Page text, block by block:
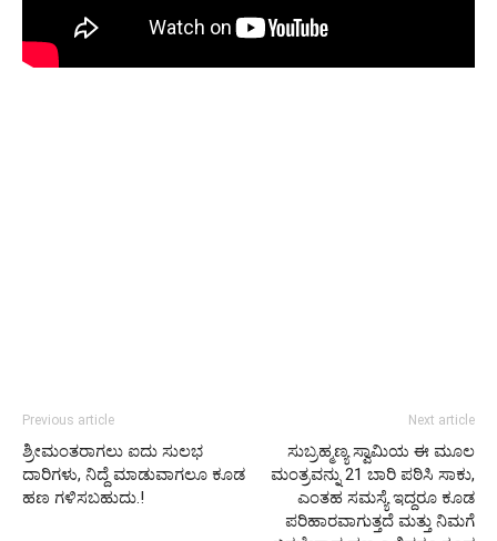
Previous article
ಶ್ರೀಮಂತರಾಗಲು ಐದು ಸುಲಭ
ದಾರಿಗಳು, ನಿದ್ದೆ ಮಾಡುವಾಗಲೂ ಕೂಡ
ಹಣ ಗಳಿಸಬಹುದು.!
Next article
ಸುಬ್ರಹ್ಮಣ್ಯ ಸ್ವಾಮಿಯ ಈ ಮೂಲ
ಮಂತ್ರವನ್ನು 21 ಬಾರಿ ಪಠಿಸಿ ಸಾಕು,
ಎಂತಹ ಸಮಸ್ಯೆ ಇದ್ದರೂ ಕೂಡ
ಪರಿಹಾರವಾಗುತ್ತದೆ ಮತ್ತು ನಿಮಗೆ